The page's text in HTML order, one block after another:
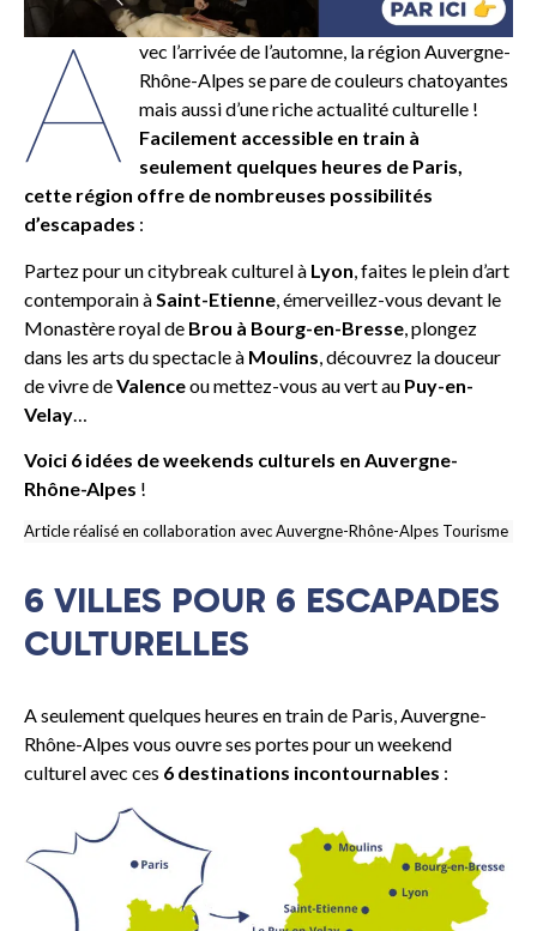
A
vec l’arrivée de l’automne, la région Auvergne-
Rhône-Alpes se pare de couleurs chatoyantes
mais aussi d’une riche actualité culturelle !
Facilement accessible en train à
seulement quelques heures de Paris,
cette région offre de nombreuses possibilités
d’escapades :
Partez pour un citybreak culturel à Lyon , faites le plein d’art
contemporain à Saint-Etienne , émerveillez-vous devant le
Monastère royal de Brou à Bourg-en-Bresse , plongez
dans les arts du spectacle à Moulins , découvrez la douceur
de vivre deValenceou mettez-vous au vert au Puy-en-
Velay
Voici 6 idées de weekends culturels en Auvergne-
Rhône-Alpes !
Article réalisé en collaboration avec Auvergne-Rhône-Alpes Tourisme
6 VILLES POUR 6 ESCAPADES
CULTURELLES
A seulement quelques heures en train de Paris, Auvergne-
Rhône-Alpes vous ouvre ses portes pour un weekend
culturel avec ces 6 destinations incontournables :